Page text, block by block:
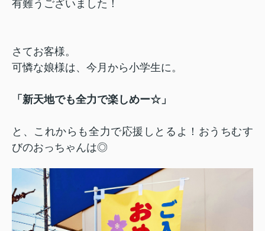
有難うございました！
さてお客様。
可憐な娘様は、今月から小学生に。
「新天地でも全力で楽しめー☆」
と、これからも全力で応援しとるよ！おうちむす
びのおっちゃんは◎